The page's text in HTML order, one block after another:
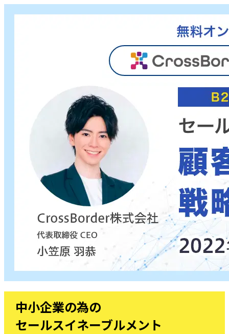
中小企業の為の
セールスイネーブルメント